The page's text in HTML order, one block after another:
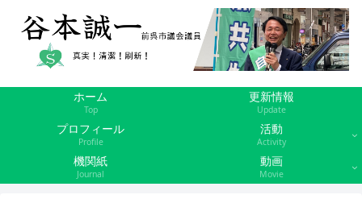
ホーム
Top
更新情報
Update
プロフィール
Profile
活動
Activity
機関紙
Journal
動画
Movie